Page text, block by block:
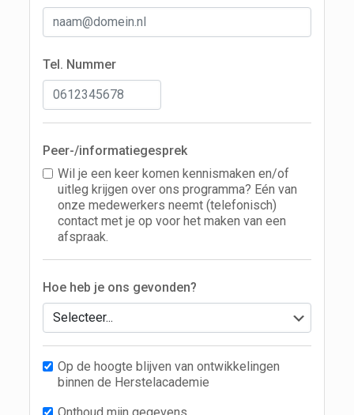
Tel. Nummer
Peer-/informatiegesprek
Wil je een keer komen kennismaken en/of
uitleg krijgen over ons programma? Eén van
onze medewerkers neemt (telefonisch)
contact met je op voor het maken van een
afspraak.
Hoe heb je ons gevonden?
Op de hoogte blijven van ontwikkelingen
binnen de Herstelacademie
Onthoud mijn gegevens